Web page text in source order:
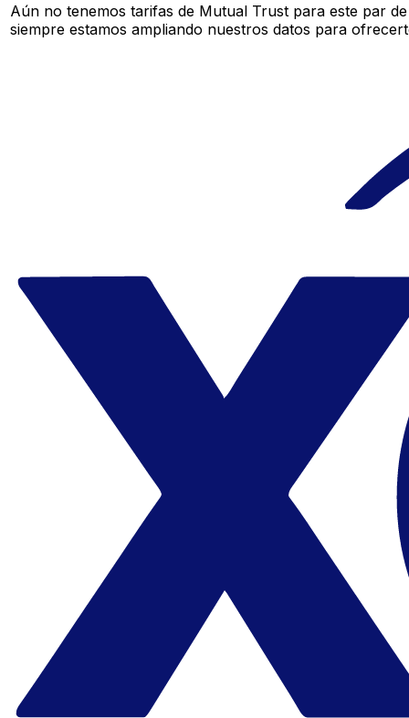
Aún no tenemos tarifas de Mutual Trust para este par
siempre estamos ampliando nuestros datos para